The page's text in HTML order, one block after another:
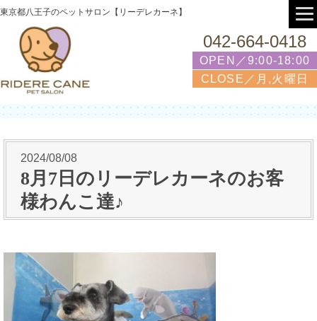
東京都八王子のペットサロン【リーデレカーネ】
042-664-0418
OPEN／9:00-18:00
CLOSE／月,火曜日
2024/08/08
8月7日のリーデレカーネのお客
様わんこ達♪